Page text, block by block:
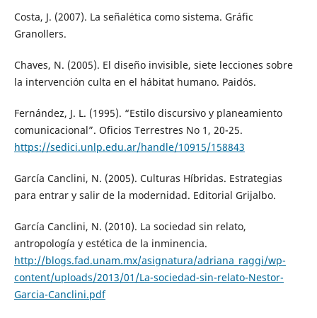
Costa, J. (2007). La señalética como sistema. Gráfic
Granollers.
Chaves, N. (2005). El diseño invisible, siete lecciones sobre
la intervención culta en el hábitat humano. Paidós.
Fernández, J. L. (1995). “Estilo discursivo y planeamiento
comunicacional”. Oficios Terrestres No 1, 20-25.
https://sedici.unlp.edu.ar/handle/10915/158843
García Canclini, N. (2005). Culturas Híbridas. Estrategias
para entrar y salir de la modernidad. Editorial Grijalbo.
García Canclini, N. (2010). La sociedad sin relato,
antropología y estética de la inminencia.
http://blogs.fad.unam.mx/asignatura/adriana_raggi/wp-
content/uploads/2013/01/La-sociedad-sin-relato-Nestor-
Garcia-Canclini.pdf